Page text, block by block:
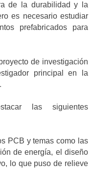
de la durabilidad y la
es necesario estudiar
prefabricados para
de investigación
principal en la
las siguientes
PCB y temas como las
de energía, el diseño
lo que puso de relieve